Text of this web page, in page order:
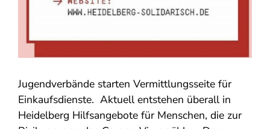
Jugendverbände starten Vermittlungsseite für
Einkaufsdienste. Aktuell entstehen überall in
Heidelberg Hilfsangebote für Menschen, die zur